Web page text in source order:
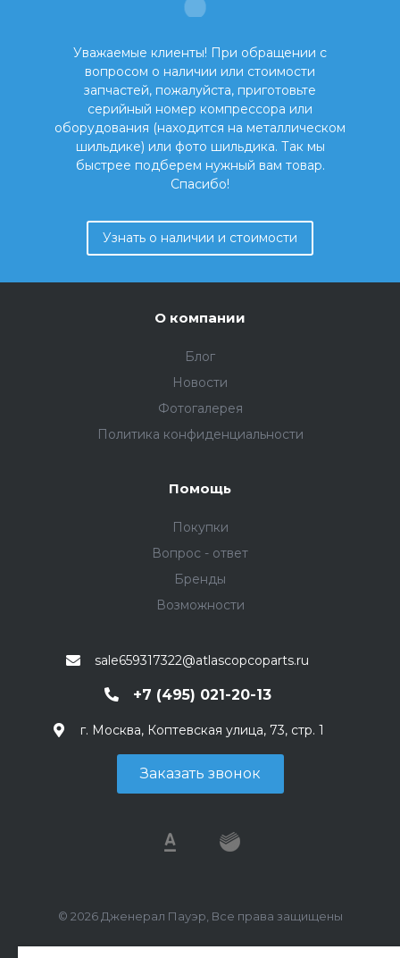
Уважаемые клиенты! При обращении с
вопросом о наличии или стоимости
запчастей, пожалуйста, приготовьте
серийный номер компрессора или
оборудования (находится на металлическом
шильдике) или фото шильдика. Так мы
быстрее подберем нужный вам товар.
Спасибо!
Узнать о наличии и стоимости
О компании
Блог
Новости
Фотогалерея
Политика конфиденциальности
Помощь
Покупки
Вопрос - ответ
Бренды
Возможности
sale659317322@atlascopcoparts.ru
+7 (495) 021-20-13
г. Москва, Коптевская улица, 73, стр. 1
Заказать звонок
© 2026 Дженерал Пауэр, Все права защищены